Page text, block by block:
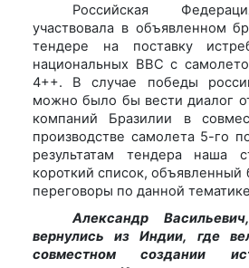
Российская
участвовала в объявленном
тендере на поставку
национальных ВВС с
4++. В случае победы
можно было бы вести диалог
компаний Бразилии в
производстве самолета 5-го
результатам тендера наша
короткий список, объявленный
переговоры по данной
Александр
вернулись из Индии, где
совместном создании